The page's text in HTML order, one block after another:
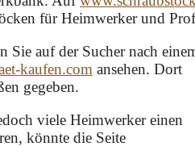
für Heimwerker und
Sie auf der Sucher nach
kaufen.com ansehen. Dort
gegeben.
viele Heimwerker einen
könnte die Seite